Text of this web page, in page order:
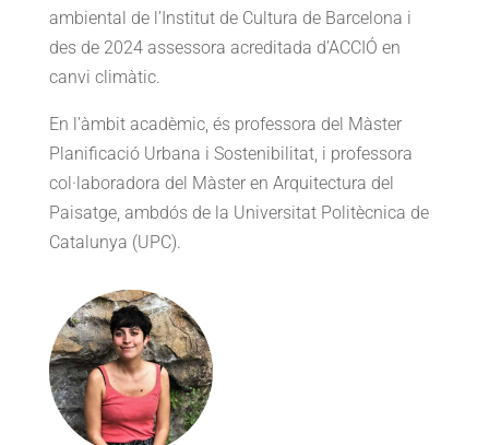
ambiental de l’Institut de Cultura de Barcelona i
des de 2024 assessora acreditada d’ACCIÓ en
canvi climàtic.
En l’àmbit acadèmic, és professora del Màster
Planificació Urbana i Sostenibilitat, i professora
col·laboradora del Màster en Arquitectura del
Paisatge, ambdós de la Universitat Politècnica de
Catalunya (UPC).